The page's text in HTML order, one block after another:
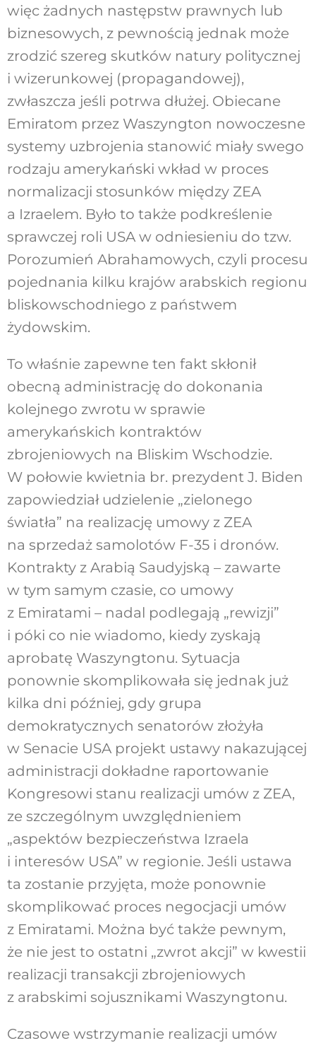
więc żadnych następstw prawnych lub
biznesowych, z pewnością jednak może
zrodzić szereg skutków natury politycznej
i wizerunkowej (propagandowej),
zwłaszcza jeśli potrwa dłużej. Obiecane
Emiratom przez Waszyngton nowoczesne
systemy uzbrojenia stanowić miały swego
rodzaju amerykański wkład w proces
normalizacji stosunków między ZEA
a Izraelem. Było to także podkreślenie
sprawczej roli USA w odniesieniu do tzw.
Porozumień Abrahamowych, czyli procesu
pojednania kilku krajów arabskich regionu
bliskowschodniego z państwem
żydowskim.
To właśnie zapewne ten fakt skłonił
obecną administrację do dokonania
kolejnego zwrotu w sprawie
amerykańskich kontraktów
zbrojeniowych na Bliskim Wschodzie.
W połowie kwietnia br. prezydent J. Biden
zapowiedział udzielenie „zielonego
światła” na realizację umowy z ZEA
na sprzedaż samolotów F-35 i dronów.
Kontrakty z Arabią Saudyjską – zawarte
w tym samym czasie, co umowy
z Emiratami – nadal podlegają „rewizji”
i póki co nie wiadomo, kiedy zyskają
aprobatę Waszyngtonu. Sytuacja
ponownie skomplikowała się jednak już
kilka dni później, gdy grupa
demokratycznych senatorów złożyła
w Senacie USA projekt ustawy nakazującej
administracji dokładne raportowanie
Kongresowi stanu realizacji umów z ZEA,
ze szczególnym uwzględnieniem
„aspektów bezpieczeństwa Izraela
i interesów USA” w regionie. Jeśli ustawa
ta zostanie przyjęta, może ponownie
skomplikować proces negocjacji umów
z Emiratami. Można być także pewnym,
że nie jest to ostatni „zwrot akcji” w kwestii
realizacji transakcji zbrojeniowych
z arabskimi sojusznikami Waszyngtonu.
Czasowe wstrzymanie realizacji umów